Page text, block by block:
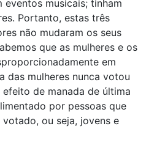
musicais; tinham
Portanto, estas três
não mudaram os seus
que as mulheres e os
em
das mulheres nunca votou
efeito de manada de última
por pessoas que
ou seja, jovens e